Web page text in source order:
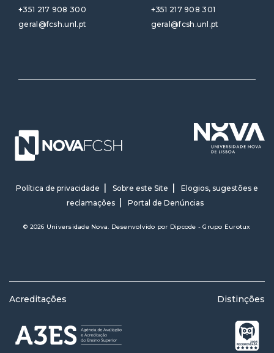
+351 217 908 300
geral@fcsh.unl.pt
+351 217 908 301
geral@fcsh.unl.pt
Política de privacidade Sobre este Site
Elogios, sugestões e
reclamações
Portal de Denúncias
© 2026 Universidade Nova. Desenvolvido por Dipcode - Grupo Eurotux
Acreditações Distinções